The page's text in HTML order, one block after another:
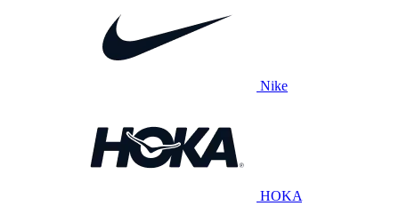
Nike
HOKA